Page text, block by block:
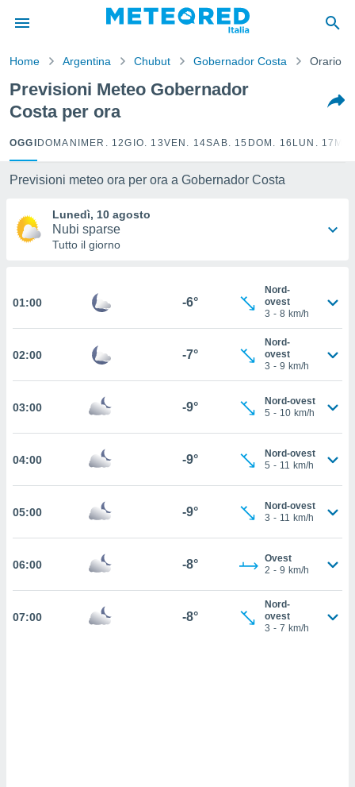
di
per
le
di
la
a
ACCETTA
Home Argentina Chubut Gobernador Costa Orario
Previsioni Meteo Gobernador
Costa per ora
OGGI DOMANI MER. 12GIO. 13VEN. 14SAB. 15 DOM. 16 LUN. 17
Previsioni meteo ora per ora a Gobernador Costa
Lunedì, 10 agosto
Nubi sparse
Tutto il giorno
01:00 -6°
Nord-
ovest
3 - 8 km/h
02:00 -7°
Nord-
ovest
3 - 9 km/h
03:00 -9°
Nord-ovest
5 - 10 km/h
04:00 -9°
Nord-ovest
5 - 11 km/h
05:00 -9°
Nord-ovest
3 - 11 km/h
06:00 -8°
Ovest
2 - 9 km/h
07:00 -8°
Nord-
ovest
3 - 7 km/h